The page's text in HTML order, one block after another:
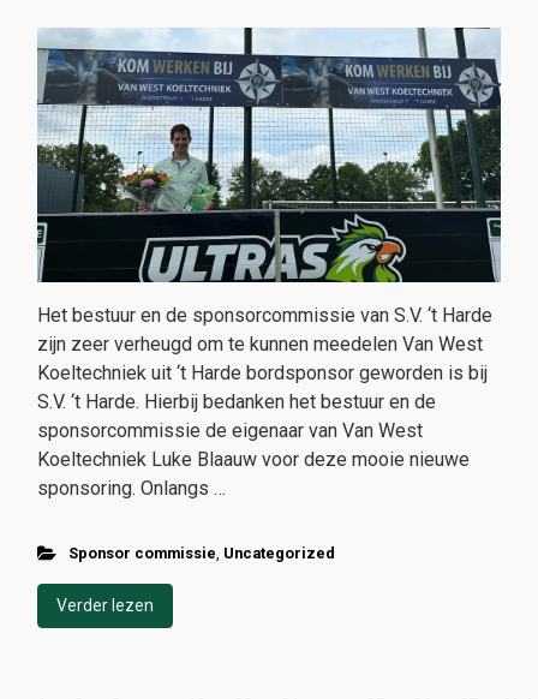
Het bestuur en de sponsorcommissie van S.V. ‘t Harde
zijn zeer verheugd om te kunnen meedelen Van West
Koeltechniek uit ‘t Harde bordsponsor geworden is bij
S.V. ‘t Harde. Hierbij bedanken het bestuur en de
sponsorcommissie de eigenaar van Van West
Koeltechniek Luke Blaauw voor deze mooie nieuwe
sponsoring. Onlangs …
Sponsor commissie Uncategorized
Verder lezen